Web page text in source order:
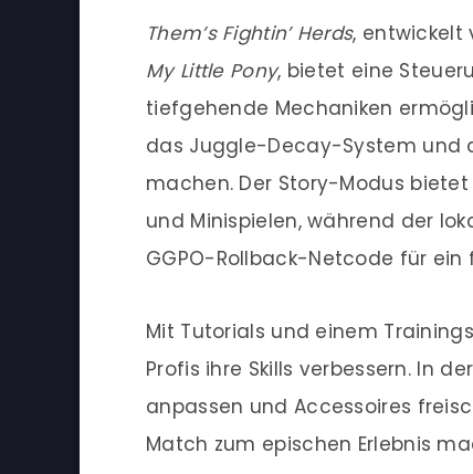
Them’s Fightin’ Herds, entwickelt
My Little Pony, bietet eine
tiefgehende Mechaniken
das Juggle-Decay-System und
machen. Der Story-Modus
und Minispielen, während der
GGPO-Rollback-Netcode für ein
Mit Tutorials und einem
Profis ihre Skills verbessern. In
anpassen und Accessoires
Match zum epischen Erlebnis